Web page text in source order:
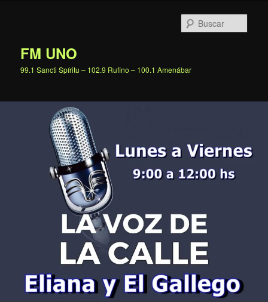
FM UNO
99.1 Sancti Spíritu – 102.9 Rufino – 100.1 Amenábar